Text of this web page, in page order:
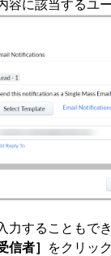
容に該当するユ
力することもでき
信者］ をクリッ